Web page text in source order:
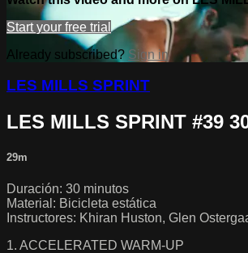
Start your free trial
Already subscribed? Sign in
LES MILLS SPRINT
LES MILLS SPRINT #39
29m
Duración: 30 minutos
Material: Bicicleta estática
Instructores: Khiran Huston, Glen
1. ACCELERATED WARM-UP